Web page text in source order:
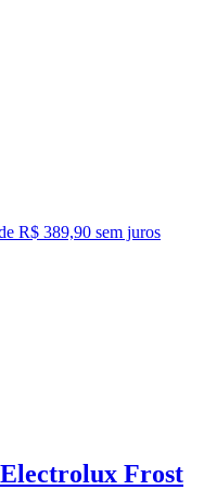
R$ 389,90 sem juros
Frost